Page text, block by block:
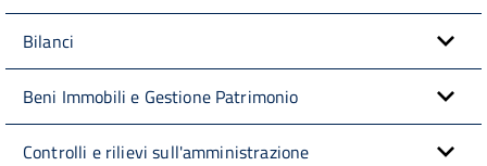
Bilanci
Beni Immobili e Gestione Patrimonio
Controlli e rilievi sull'amministrazione